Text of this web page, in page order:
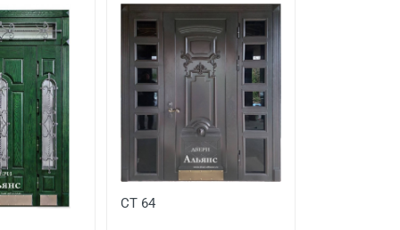
СТ 64